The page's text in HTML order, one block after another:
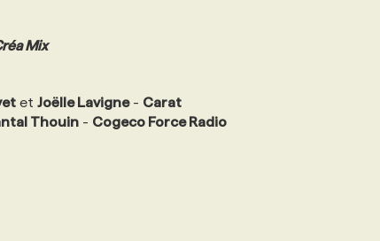
Mix
et Joëlle Lavigne- Carat
Thouin - Cogeco Force Radio